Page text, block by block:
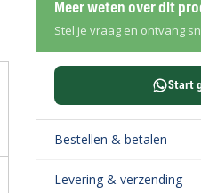
Meer weten over dit
Stel je vraag en ontvang
Start
Bestellen & betalen
Levering & verzending